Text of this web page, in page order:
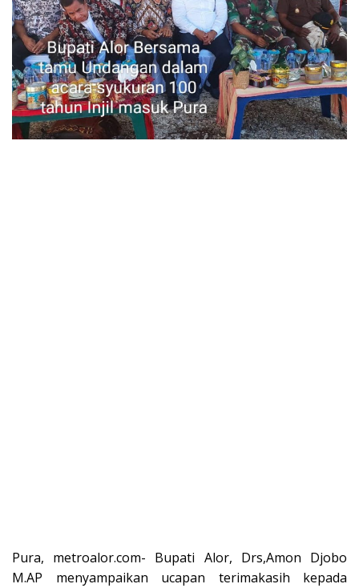
Pura, metroalor.com- Bupati Alor, Drs,Amon Djobo
M.AP menyampaikan ucapan terimakasih kepada